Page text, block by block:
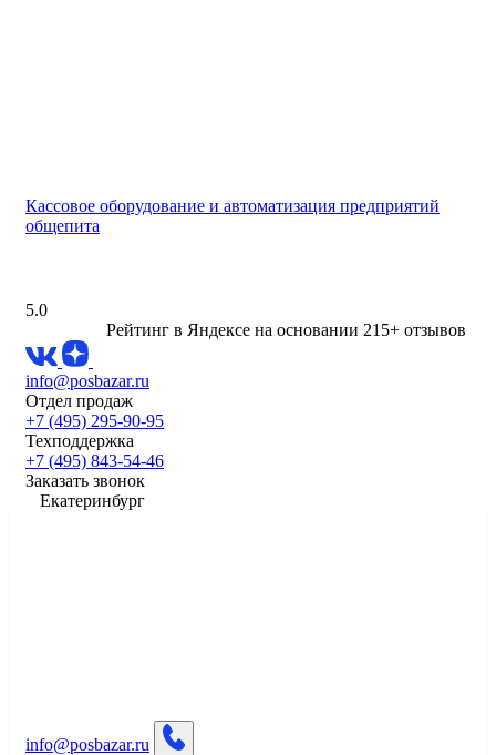
Кассовое оборудование и автоматизация предприятий
общепита
5.0
Рейтинг в Яндексе на основании 215+ отзывов
info@posbazar.ru
Отдел продаж
+7 (495) 295-90-95
Техподдержка
+7 (495) 843-54-46
Заказать звонок
Екатеринбург
info@posbazar.ru